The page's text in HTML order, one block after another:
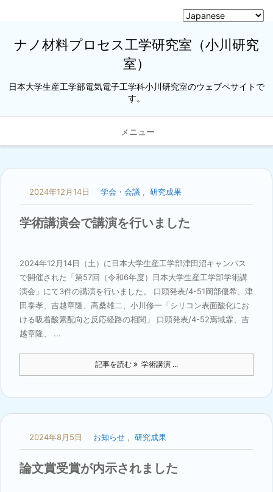
ナノ材料プロセス工学研究室（小川研究
室）
日本大学生産工学部電気電子工学科小川研究室のウェブペサイトで
す。
メニュー
2024年12月14日 学会・会議 , 研究成果
学術講演会で講演を行いました
2024年12月14日（土）に日本大学生産工学部津田沼キャンパス
で開催された「第57回（令和6年度）日本大学生産工学部学術講
演会」にて3件の講演を行いました。 口頭発表/4-51岡部優希、津
田泰孝、吉越章隆、高桑雄二、小川修一「シリコン表面酸化にお
ける吸着酸素配向と反応経路の相関」 口頭発表/4-52焉域霖、吉
越章隆、 ...
記事を読む 学術講演 ...
2024年8月5日 お知らせ , 研究成果
論文賞受賞が内示されました